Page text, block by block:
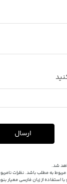
ارسال
شد.
مربوط به مطلب باشد. نظرات
استفاده از زبان فارسی معیار